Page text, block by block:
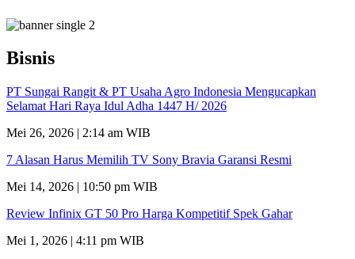
Bisnis
PT Sungai Rangit & PT Usaha Agro Indonesia Mengucapkan
Selamat Hari Raya Idul Adha 1447 H/ 2026
Mei 26, 2026 | 2:14 am WIB
7 Alasan Harus Memilih TV Sony Bravia Garansi Resmi
Mei 14, 2026 | 10:50 pm WIB
Review Infinix GT 50 Pro Harga Kompetitif Spek Gahar
Mei 1, 2026 | 4:11 pm WIB